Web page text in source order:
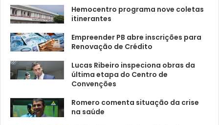
Hemocentro programa nove coletas
itinerantes
Empreender PB abre inscrições para
Renovação de Crédito
Lucas Ribeiro inspeciona obras da
última etapa do Centro de
Convenções
Romero comenta situação da crise
na saúde